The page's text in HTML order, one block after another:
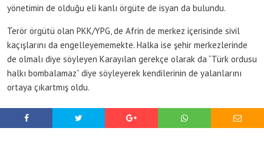
yönetimin de olduğu eli kanlı örgüte de isyan da bulundu.
Terör örgütü olan PKK/YPG, de Afrin de merkez içerisinde sivil
kaçışlarını da engelleyememekte. Halka ise şehir merkezlerinde
de olmalı diye söyleyen Karayılan gerekçe olarak da “Türk ordusu
halkı bombalamaz” diye söyleyerek kendilerinin de yalanlarını
ortaya çıkartmış oldu.